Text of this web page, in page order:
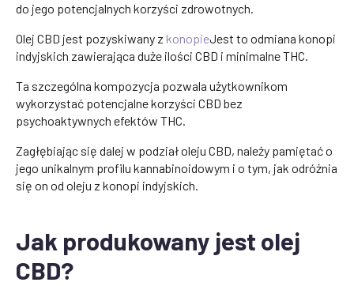
do jego potencjalnych korzyści zdrowotnych.
Olej CBD jest pozyskiwany z konopieJest to odmiana konopi
indyjskich zawierająca duże ilości CBD i minimalne THC.
Ta szczególna kompozycja pozwala użytkownikom
wykorzystać potencjalne korzyści CBD bez
psychoaktywnych efektów THC.
Zagłębiając się dalej w podział oleju CBD, należy pamiętać o
jego unikalnym profilu kannabinoidowym i o tym, jak odróżnia
się on od oleju z konopi indyjskich.
Jak produkowany jest olej
CBD?